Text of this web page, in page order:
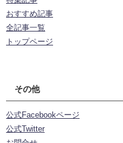
おすすめ記事
全記事一覧
トップページ
その他
公式Facebookページ
公式Twitter